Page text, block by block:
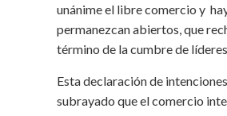
unánime el libre comercio y
permanezcan abiertos, que
término de la cumbre de
Esta declaración de
subrayado que el comercio